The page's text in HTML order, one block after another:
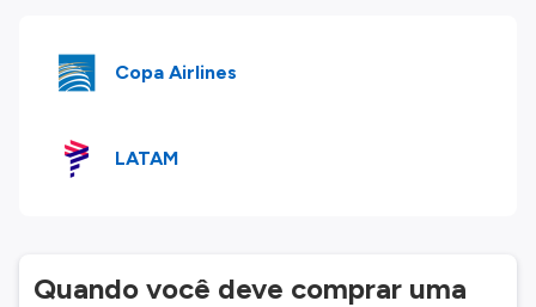
Copa Airlines
LATAM
Quando você deve comprar uma